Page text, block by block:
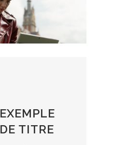
EXEMPLE
DE TITRE